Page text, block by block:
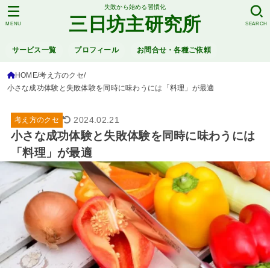
失敗から始める習慣化
三日坊主研究所
サービス一覧 プロフィール お問合せ・各種ご依頼
SEARCH
MENU
HOME 考え方のクセ
小さな成功体験と失敗体験を同時に味わうには「料理」が最適
考え方のクセ 2024.02.21
小さな成功体験と失敗体験を同時に味わうには
「料理」が最適